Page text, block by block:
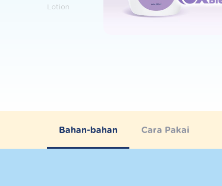
Bahan-bahan Cara Pakai